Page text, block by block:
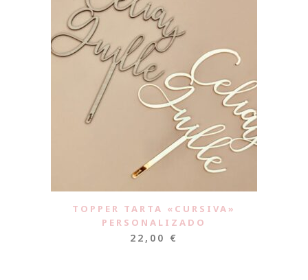
TOPPER TARTA «CURSIVA»
PERSONALIZADO
22,00 €